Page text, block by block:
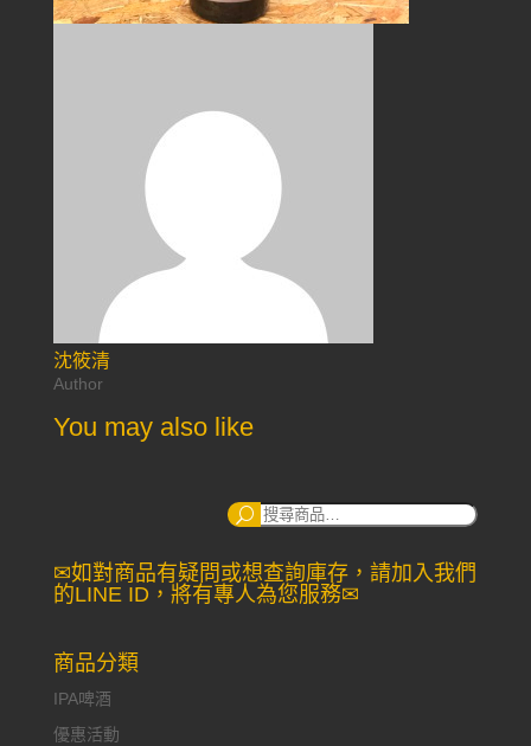
沈筱清
Author
You may also like
搜
✉如對商品有疑問或想查詢庫存，請加入我們
的LINE ID，將有專人為您服務✉
商品分類
IPA啤酒
優惠活動